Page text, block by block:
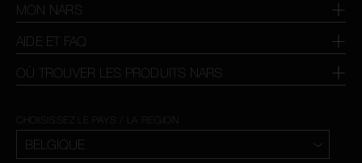
MON NARS
AIDE ET FAQ
OÙ TROUVER LES PRODUITS NARS
CHOISISSEZ LE PAYS / LA REGION